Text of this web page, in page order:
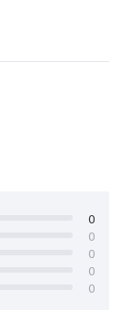
0
0
0
0
0